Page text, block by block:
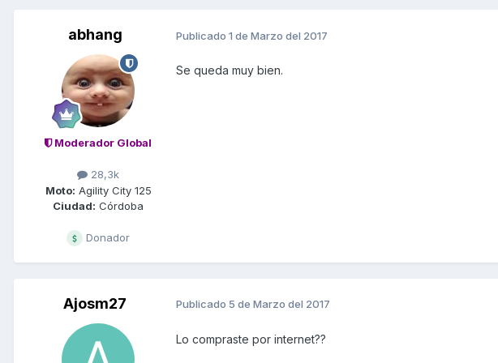
abhang
Moderador Global
28,3k
Moto: Agility City 125
Ciudad: Córdoba
Donador
Publicado 1 de Marzo del 2017
Se queda muy bien.
Ajosm27 Publicado 5 de Marzo del 2017
Lo compraste por internet??